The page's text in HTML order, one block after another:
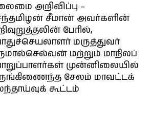
அறிவிப்பு –
சீமான் அவர்களின்
பேரில்,
மருத்துவர்
மற்றும் மாநிலப்
முன்னிலையில்
சேலம் மாவட்டக்
கூட்டம்